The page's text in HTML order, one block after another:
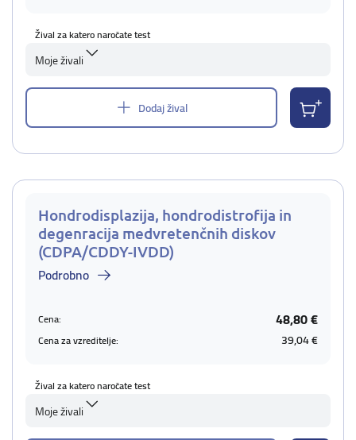
Žival za katero naročate test
Moje živali
Dodaj žival
Hondrodisplazija, hondrodistrofija in
degenracija medvretenčnih diskov
(CDPA/CDDY-IVDD)
Podrobno
Cena: 48,80 €
Cena za vzreditelje: 39,04 €
Žival za katero naročate test
Moje živali